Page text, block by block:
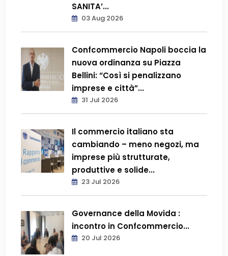
SANITA’...
03 Aug 2026
Confcommercio Napoli boccia la
nuova ordinanza su Piazza
Bellini: “Così si penalizzano
imprese e città”...
31 Jul 2026
Il commercio italiano sta
cambiando – meno negozi, ma
imprese più strutturate,
produttive e solide...
23 Jul 2026
Governance della Movida :
incontro in Confcommercio...
20 Jul 2026